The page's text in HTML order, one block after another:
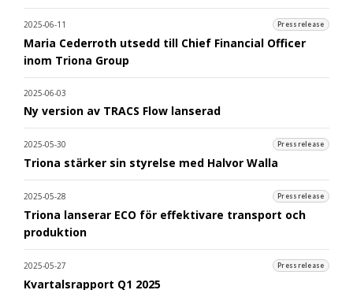
2025-06-11 Pressrelease
Maria Cederroth utsedd till Chief Financial Officer
inom Triona Group
2025-06-03
Ny version av TRACS Flow lanserad
2025-05-30 Pressrelease
Triona stärker sin styrelse med Halvor Walla
2025-05-28 Pressrelease
Triona lanserar ECO för effektivare transport och
produktion
2025-05-27 Pressrelease
Kvartalsrapport Q1 2025